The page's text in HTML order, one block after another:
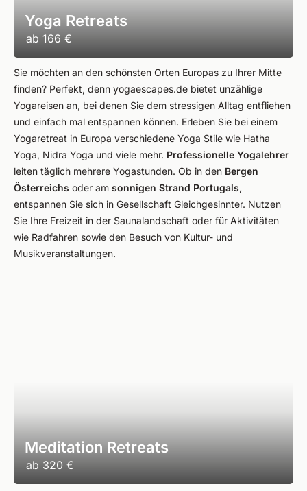
Yoga Retreats
ab 166 €
Sie möchten an den schönsten Orten Europas zu Ihrer Mitte
finden? Perfekt, denn yogaescapes.de bietet unzählige
Yogareisen an, bei denen Sie dem stressigen Alltag entfliehen
und einfach mal entspannen können. Erleben Sie bei einem
Yogaretreat in Europa verschiedene Yoga Stile wie Hatha
Yoga, Nidra Yoga und viele mehr. Professionelle Yogalehrer
leiten täglich mehrere Yogastunden. Ob in den Bergen
Österreichs oder am sonnigen Strand Portugals,
entspannen Sie sich in Gesellschaft Gleichgesinnter. Nutzen
Sie Ihre Freizeit in der Saunalandschaft oder für Aktivitäten
wie Radfahren sowie den Besuch von Kultur- und
Musikveranstaltungen.
Meditation Retreats
ab 320 €